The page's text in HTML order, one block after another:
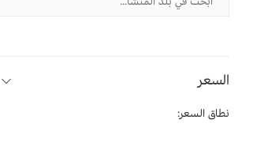
السعر
نطاق السعر: